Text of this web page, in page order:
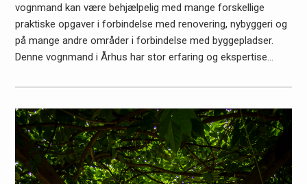
vognmand kan være behjælpelig med mange forskellige
praktiske opgaver i forbindelse med renovering, nybyggeri og
på mange andre områder i forbindelse med byggepladser.
Denne vognmand i Århus har stor erfaring og ekspertise…